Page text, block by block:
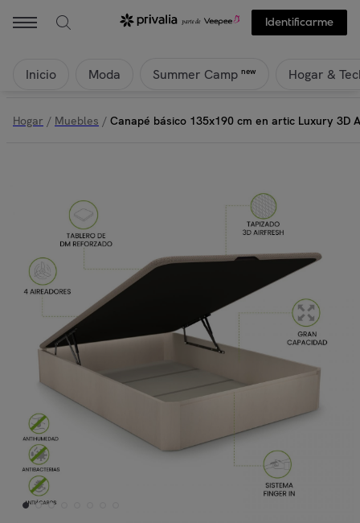
Identificarme
Inicio Moda Summer Camp new Hogar &
Hogar / Muebles / Canapé básico 135x190 cm en artic Luxury 3D